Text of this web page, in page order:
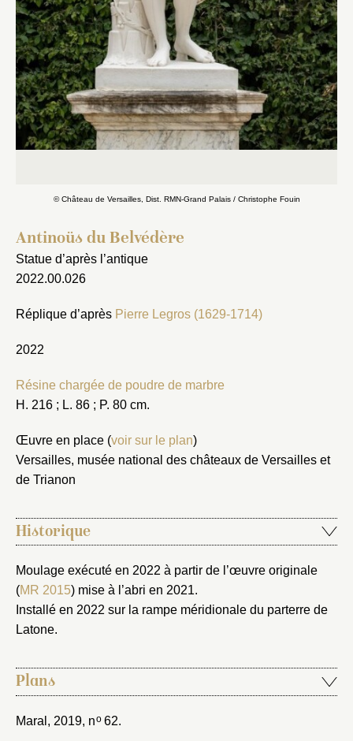
© Château de Versailles, Dist. RMN-Grand Palais / Christophe Fouin
Antinoüs du Belvédère
Statue d’après l’antique
2022.00.026
Réplique d’après Pierre Legros (1629-1714)
2022
Résine chargée de poudre de marbre
H. 216 ; L. 86 ; P. 80 cm.
Œuvre en place (voir sur le plan)
Versailles, musée national des châteaux de Versailles et
de Trianon
Historique
Moulage exécuté en 2022 à partir de l’œuvre originale
(MR 2015) mise à l’abri en 2021.
Installé en 2022 sur la rampe méridionale du parterre de
Latone.
Plans
Maral, 2019, no62.
notice
Nom du dossier
Valider
Nouveau dossier
Créer et ajouter
Connexion
Courriel
Mot de passe
Vous n'êtes pas encore inscrit ?
Vous avez oublié votre mot de passe ?Cliquez ici